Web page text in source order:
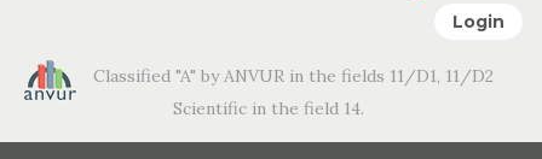
Login
Classified "A" by ANVUR in the fields 11/D1, 11/D2
Scientific in the field 14.